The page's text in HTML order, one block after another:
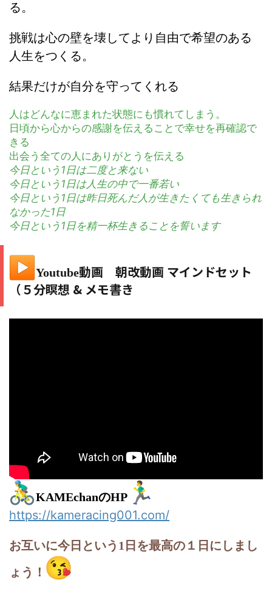
る。
挑戦は心の壁を壊してより自由で希望のある
人生をつくる。
結果だけが自分を守ってくれる
人はどんなに恵まれた状態にも慣れてしまう。
日頃から心からの感謝を伝えることで幸せを再確認で
きる
今日という1日は二度と来ない
今日という1日は人生の中で一番若い
今日という1日は昨日死んだ人が生きたくても生きられ
なかった1日
今日という1日を精一杯生きることを誓います
Youtube動画
朝改動画 マインドセット
（５分瞑想 & メモ書き
KAMEchanのHP
https://kameracing001.com/
お互いに今日という1日を最高の１日にしまし
ょう！